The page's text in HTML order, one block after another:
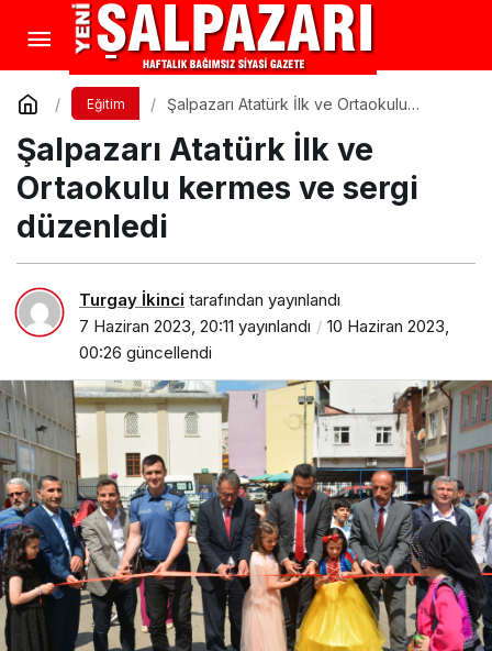
Eğitim
Şalpazarı Atatürk İlk ve Ortaokulu
Şalpazarı Atatürk İlk ve
Ortaokulu kermes ve sergi
düzenledi
Turgay İkinci tarafından yayınlandı
7 Haziran 2023, 20:11 yayınlandı
10 Haziran 2023,
00:26 güncellendi